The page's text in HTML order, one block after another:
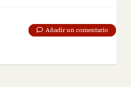
Añadir un comentario